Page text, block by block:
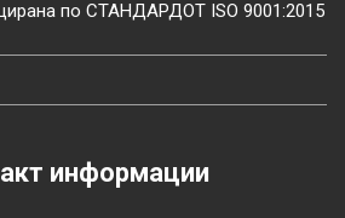
по СТАНДАРДОТ ISO 9001:2015
информации